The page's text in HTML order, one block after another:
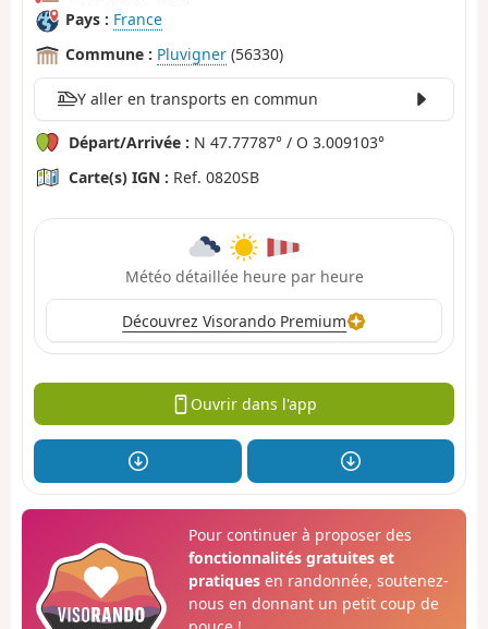
Pays : France
Commune : Pluvigner (56330)
Y aller en transports en commun
Départ/Arrivée : N 47.77787° / O 3.009103°
Carte(s) IGN : Ref. 0820SB
Météo détaillée heure par heure
Découvrez Visorando Premium
Ouvrir dans l'app
Pour continuer à proposer des
fonctionnalités gratuites et
pratiquesen randonnée, soutenez-
nous en donnant un petit coup de